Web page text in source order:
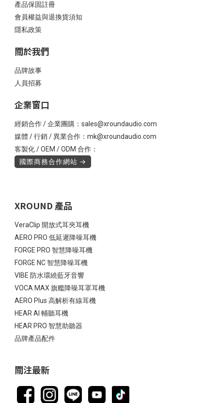
產品保固註冊
會員權益與退換貨須知
隱私政策
關於我們
品牌故事
人員招募
企業窗口
經銷合作 / 企業團購：sales@xroundaudio.com
媒體 / 行銷 / 異業合作：mk@xroundaudio.com
客製化 / OEM / ODM 合作：
國際商務合作網站 →
XROUND 產品
VeraClip 開放式耳夾耳機
AERO PRO 低延遲降噪耳機
FORGE PRO 智慧降噪耳機
FORGE NC 智慧降噪耳機
VIBE 防水環繞藍牙音響
VOCA MAX 旗艦降噪耳罩耳機
AERO Plus 高解析有線耳機
HEAR AI 輔聽耳機
HEAR PRO 智慧助聽器
品牌產品配件
關注最新